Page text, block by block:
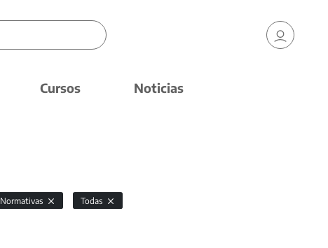
Cursos Noticias
Normativas
Todas